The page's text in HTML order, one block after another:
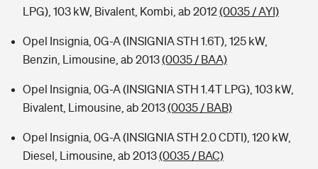
LPG), 103 kW, Bivalent, Kombi, ab 2012(0035 / AYI)
Opel Insignia, 0G-A (INSIGNIA STH 1.6T), 125 kW,
Benzin, Limousine, ab 2013(0035 / BAA)
Opel Insignia, 0G-A (INSIGNIA STH 1.4T LPG), 103 kW,
Bivalent, Limousine, ab 2013(0035 / BAB)
Opel Insignia, 0G-A (INSIGNIA STH 2.0 CDTI), 120 kW,
Diesel, Limousine, ab 2013(0035 / BAC)